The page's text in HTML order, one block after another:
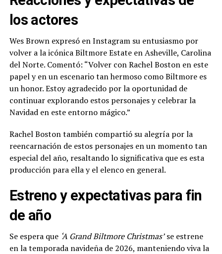
los actores
Wes Brown expresó en Instagram su entusiasmo por
volver a la icónica Biltmore Estate en Asheville, Carolina
del Norte. Comentó: “Volver con Rachel Boston en este
papel y en un escenario tan hermoso como Biltmore es
un honor. Estoy agradecido por la oportunidad de
continuar explorando estos personajes y celebrar la
Navidad en este entorno mágico.”
Rachel Boston también compartió su alegría por la
reencarnación de estos personajes en un momento tan
especial del año, resaltando lo significativa que es esta
producción para ella y el elenco en general.
Estreno y expectativas para fin
de año
Se espera que ‘A Grand Biltmore Christmas’se estrene
en la temporada navideña de 2026, manteniendo viva la